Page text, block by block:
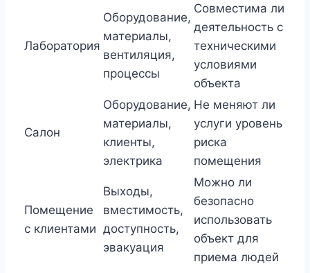
Лаборатория
Оборудование,
материалы,
вентиляция,
процессы
Совместима ли
деятельность с
техническими
условиями
объекта
Салон
Оборудование,
материалы,
клиенты,
электрика
Не меняют ли
услуги уровень
риска
помещения
Помещение
с клиентами
Выходы,
вместимость,
доступность,
эвакуация
Можно ли
безопасно
использовать
объект для
приема людей